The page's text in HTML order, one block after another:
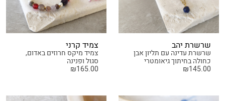
שרשרת יהב
שרשרת עדינה עם תליון אבן
כחולה בחיתוך גיאומטרי
₪145.00
צמיד קרני
צמיד מיקס חרוזים באדום,
סגול ופנינה
₪165.00